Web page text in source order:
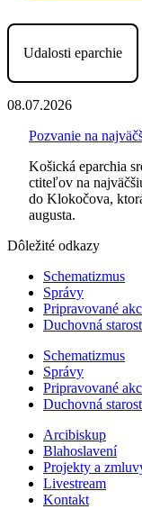
Udalosti eparchie
08.07.2026
Pozvanie na
Košická eparchia
ctiteľov na
do Klokočova,
augusta.
Dôležité odkazy
Schematizmus
Správy
Pripravované
Duchovná
Schematizmus
Správy
Pripravované
Duchovná
Arcibiskup
Blahoslavení
Projekty a
Livestream
Kontakt